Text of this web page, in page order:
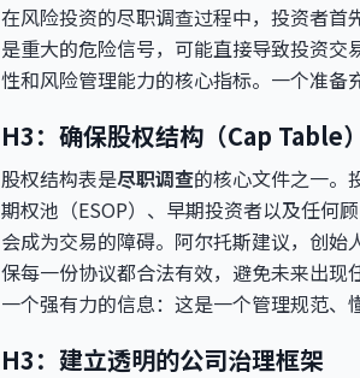
在风险投资的尽职调查过程中，投资者
是重大的危险信号，可能直接导致投资
性和风险管理能力的核心指标。一个准备
H3：确保股权结构（Cap Table
股权结构表是尽职调查的核心文件之一。
期权池（ESOP）、早期投资者以及任何
会成为交易的障碍。阿尔托斯建议，创
保每一份协议都合法有效，避免未来出
一个强有力的信息：这是一个管理规范、
H3：建立透明的公司治理框架